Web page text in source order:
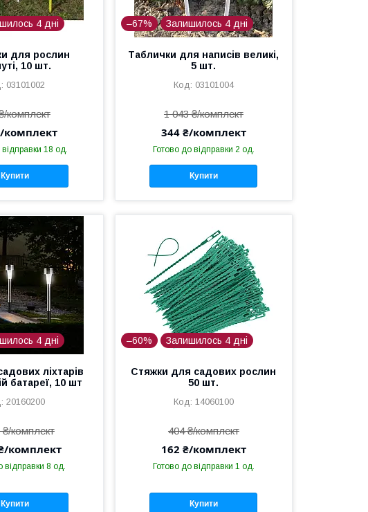
4 дні
для рослин
10 шт.
03101002
комплект
комплект
відправки 18 од.
Купити
–67% Залишилось 4 дні
Таблички для написів великі,
5 шт.
03101004
1 043 ₴/комплект
344 ₴/комплект
Готово до відправки 2 од.
Купити
4 дні
ліхтарів
батареї, 10 шт
20160200
₴/комплект
комплект
відправки 8 од.
Купити
–60% Залишилось 4 дні
Стяжки для садових рослин
50 шт.
14060100
404 ₴/комплект
162 ₴/комплект
Готово до відправки 1 од.
Купити